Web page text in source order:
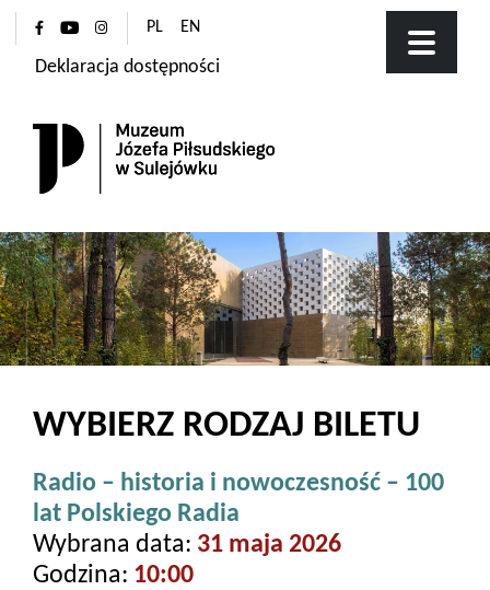
Deklaracja dostępności
PL EN
WYBIERZ RODZAJ BILETU
Radio – historia i nowoczesność – 100
lat Polskiego Radia
Wybrana data: 31 maja 2026
Godzina: 10:00